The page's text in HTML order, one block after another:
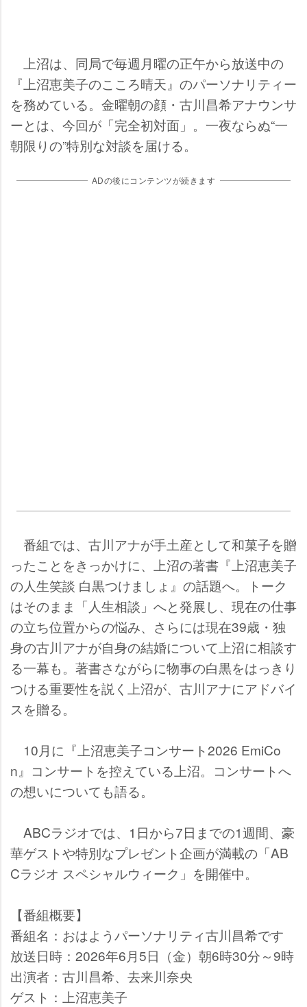
上沼は、同局で毎週月曜の正午から放送中の
『上沼恵美子のこころ晴天』のパーソナリティー
を務めている。金曜朝の顔・古川昌希アナウンサ
ーとは、今回が「完全初対面」。一夜ならぬ“一
朝限りの”特別な対談を届ける。
ADの後にコンテンツが続きます
番組では、古川アナが手土産として和菓子を贈
ったことをきっかけに、上沼の著書『上沼恵美子
の人生笑談 白黒つけましょ』の話題へ。トーク
はそのまま「人生相談」へと発展し、現在の仕事
の立ち位置からの悩み、さらには現在39歳・独
身の古川アナが自身の結婚について上沼に相談す
る一幕も。著書さながらに物事の白黒をはっきり
つける重要性を説く上沼が、古川アナにアドバイ
スを贈る。
10月に『上沼恵美子コンサート2026 EmiCo
n』コンサートを控えている上沼。コンサートへ
の想いについても語る。
ABCラジオでは、1日から7日までの1週間、豪
華ゲストや特別なプレゼント企画が満載の「AB
Cラジオ スペシャルウィーク」を開催中。
【番組概要】
番組名：おはようパーソナリティ古川昌希です
放送日時：2026年6月5日（金）朝6時30分～9時
出演者：古川昌希、去来川奈央
ゲスト：上沼恵美子